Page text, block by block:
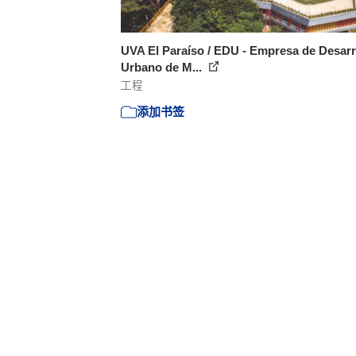
UVA El Paraíso / EDU - Empresa de
Urbano de M...
工程
添加书签